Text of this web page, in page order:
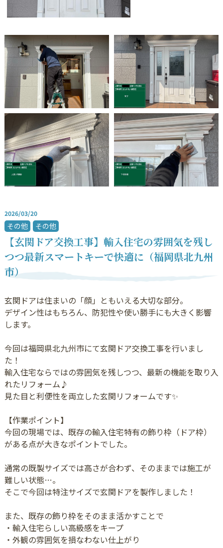
2026/03/20
その他 その他
【玄関ドア交換工事】輸入住宅の雰囲気を残し
つつ最新スマートキーで快適に（福岡県北九州
市）
玄関ドアは住まいの「顔」ともいえる大切な部分。
デザイン性はもちろん、防犯性や使い勝手にも大きく影響
します。
今回は福岡県北九州市にて玄関ドア交換工事を行いまし
た！
輸入住宅ならではの雰囲気を残しつつ、最新の機能を取り入
れたリフォーム♪
見た目と利便性を両立した玄関リフォームです✨
【作業ポイント】
今回の現場では、既存の輸入住宅特有の飾り枠（ドア枠）
がある点が大きなポイントでした。
通常の既製サイズでは高さが合わず、そのままでは施工が
難しい状態…。
そこで今回は特注サイズで玄関ドアを製作しました！
また、既存の飾り枠をそのまま活かすことで
・輸入住宅らしい高級感をキープ
・外観の雰囲気を損なわない仕上がり